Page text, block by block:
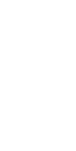
GRAN
NAVI
Sièges